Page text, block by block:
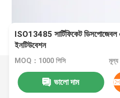
ISO13485 সার্টিফিকেট ডিসপোজেবল
ইনটিউবেশন
MOQ：1000 পিসি মূল্য
ভালো দাম